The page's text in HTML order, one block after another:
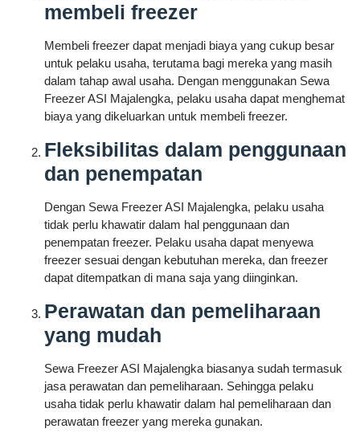
membeli freezer
Membeli freezer dapat menjadi biaya yang cukup besar
untuk pelaku usaha, terutama bagi mereka yang masih
dalam tahap awal usaha. Dengan menggunakan Sewa
Freezer ASI Majalengka, pelaku usaha dapat menghemat
biaya yang dikeluarkan untuk membeli freezer.
Fleksibilitas dalam penggunaan
dan penempatan
Dengan Sewa Freezer ASI Majalengka, pelaku usaha
tidak perlu khawatir dalam hal penggunaan dan
penempatan freezer. Pelaku usaha dapat menyewa
freezer sesuai dengan kebutuhan mereka, dan freezer
dapat ditempatkan di mana saja yang diinginkan.
Perawatan dan pemeliharaan
yang mudah
Sewa Freezer ASI Majalengka biasanya sudah termasuk
jasa perawatan dan pemeliharaan. Sehingga pelaku
usaha tidak perlu khawatir dalam hal pemeliharaan dan
perawatan freezer yang mereka gunakan.